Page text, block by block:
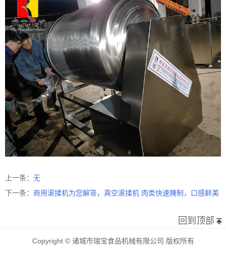
上一条： 无
下一条： 商用滚揉机为您解答，真空滚揉机 肉类快速腌制，口感鲜美
回到顶部
Copyright © 诸城市瑞宝食品机械有限公司 版权所有